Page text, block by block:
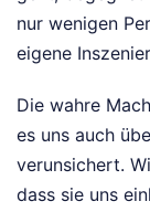
nur wenigen
eigene
Die wahre
es uns auch
verunsichert.
dass sie uns